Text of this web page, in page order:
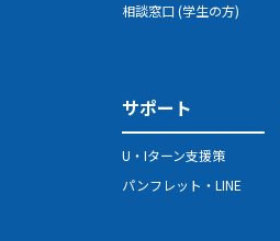
相談窓口 (学生の方)
サポート
U・Iターン支援策
パンフレット・LINE